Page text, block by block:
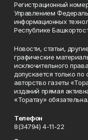
Регистрационный
Управлением
информационных
Республике
Новости, статьи,
графические
исключительного
допускается только
авторство газеты
изданий прямая
«Торатау» обязательна.
Телефон
8(34794) 4-11-22